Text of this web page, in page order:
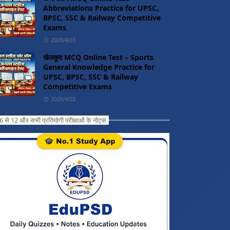
Abbreviations Practice for UPSC,
BPSC, SSC & Railway Competitive
Exams
2026/4/23
खेलकूद MCQ Online Test – Sports
General Knowledge Practice for
UPSC, BPSC, SSC & Railway
Competitive Exams
2026/4/23
6 से 12 और सभी प्रतियोगी परीक्षाओं के नोट्स